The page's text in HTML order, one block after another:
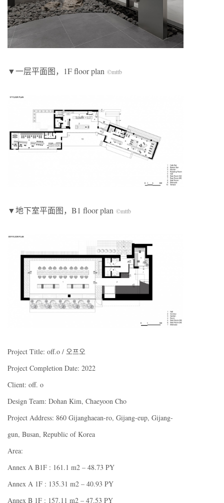
▼一层平面图，1F floor plan ©mttb
▼地下室平面图，B1 floor plan ©mttb
Project Title: off.o / 오프오
Project Completion Date: 2022
Client: off. o
Design Team: Dohan Kim, Chaeyoon Cho
Project Address: 860 Gijanghaean-ro, Gijang-eup, Gijang-
gun, Busan, Republic of Korea
Area:
Annex A B1F : 161.1 m2 – 48.73 PY
Annex A 1F : 135.31 m2 – 40.93 PY
Annex B 1F : 157.11 m2 – 47.53 PY